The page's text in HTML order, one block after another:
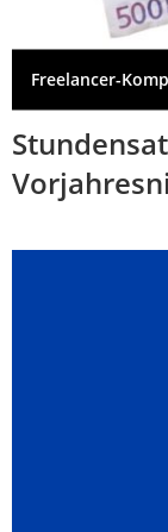
Freelancer-